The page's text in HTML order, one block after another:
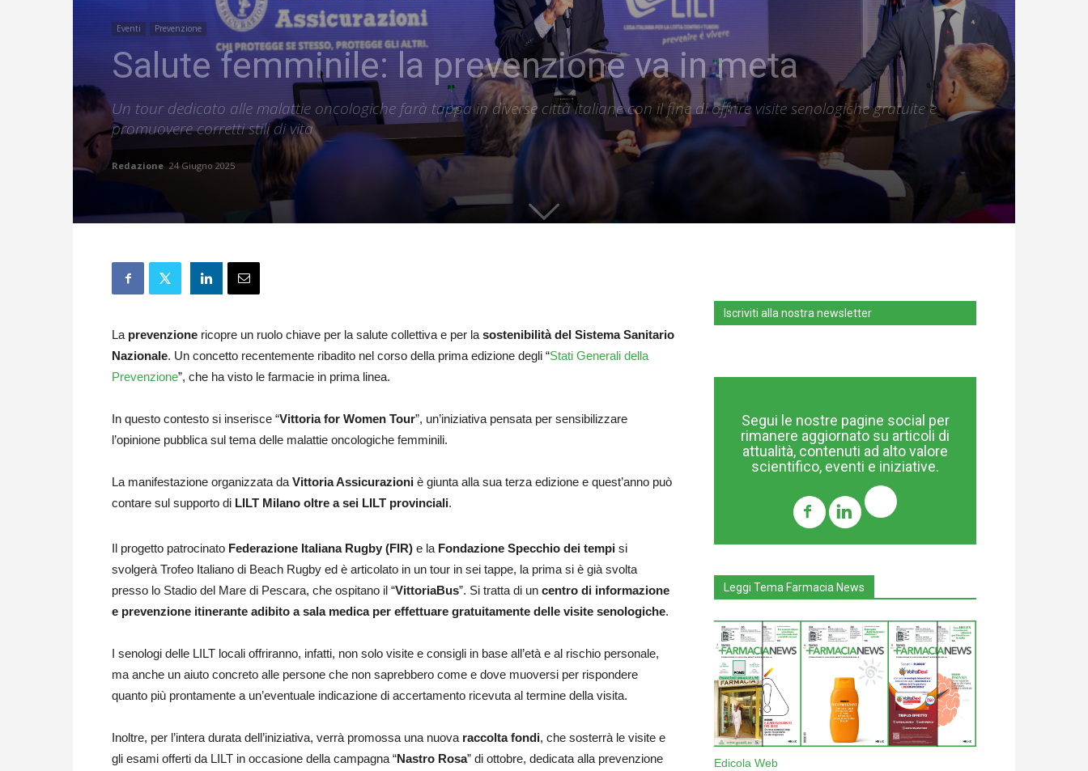
Eventi Prevenzione
Salute femminile: la prevenzione va in meta
Un tour dedicato alle malattie oncologiche farà tappa in diverse città italiane con il fine di offrire visite senologiche gratuite e
promuovere corretti stili di vita
Redazione 24 Giugno 2025
La prevenzione ricopre un ruolo chiave per la salute collettiva e per la sostenibilità del Sistema Sanitario
Nazionale. Un concetto recentemente ribadito nel corso della prima edizione degli “Stati Generali della
Prevenzione”, che ha visto le farmacie in prima linea.
In questo contesto si inserisce “Vittoria for Women Tour”, un’iniziativa pensata per sensibilizzare
l’opinione pubblica sul tema delle malattie oncologiche femminili.
La manifestazione organizzata da Vittoria Assicurazioni è giunta alla sua terza edizione e quest’anno può
contare sul supporto di LILT Milano oltre a sei LILT provinciali.
Il progetto patrocinato Federazione Italiana Rugby (FIR) e la Fondazione Specchio dei tempi si
svolgerà Trofeo Italiano di Beach Rugby ed è articolato in un tour in sei tappe, la prima si è già svolta
presso lo Stadio del Mare di Pescara, che ospitano il “VittoriaBus”. Si tratta di un centro di informazione
e prevenzione itinerante adibito a sala medica per effettuare gratuitamente delle visite senologiche.
I senologi delle LILT locali offriranno, infatti, non solo visite e consigli in base all’età e al rischio personale,
ma anche un aiuto concreto alle persone che non saprebbero come e dove muoversi per rispondere
quanto più prontamente a un’eventuale indicazione di accertamento ricevuta al termine della visita.
Inoltre, per l’intera durata dell’iniziativa, verrà promossa una nuova raccolta fondi, che sosterrà le visite e
gli esami offerti da LILT in occasione della campagna “Nastro Rosa” di ottobre, dedicata alla prevenzione
Iscriviti alla nostra newsletter
Segui le nostre pagine social per
rimanere aggiornato su articoli di
attualità, contenuti ad alto valore
scientifico, eventi e iniziative.
Leggi Tema Farmacia News
Edicola Web